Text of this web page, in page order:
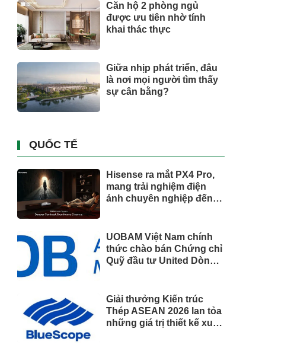
Căn hộ 2 phòng ngủ
được ưu tiên nhờ tính
khai thác thực
Giữa nhịp phát triển, đâu
là nơi mọi người tìm thấy
sự cân bằng?
QUỐC TẾ
Hisense ra mắt PX4 Pro,
mang trải nghiệm điện
ảnh chuyên nghiệp đến
UOBAM Việt Nam chính
thức chào bán Chứng chỉ
Quỹ đầu tư United Dòng
Giải thưởng Kiến trúc
Thép ASEAN 2026 lan tỏa
những giá trị thiết kế xuất